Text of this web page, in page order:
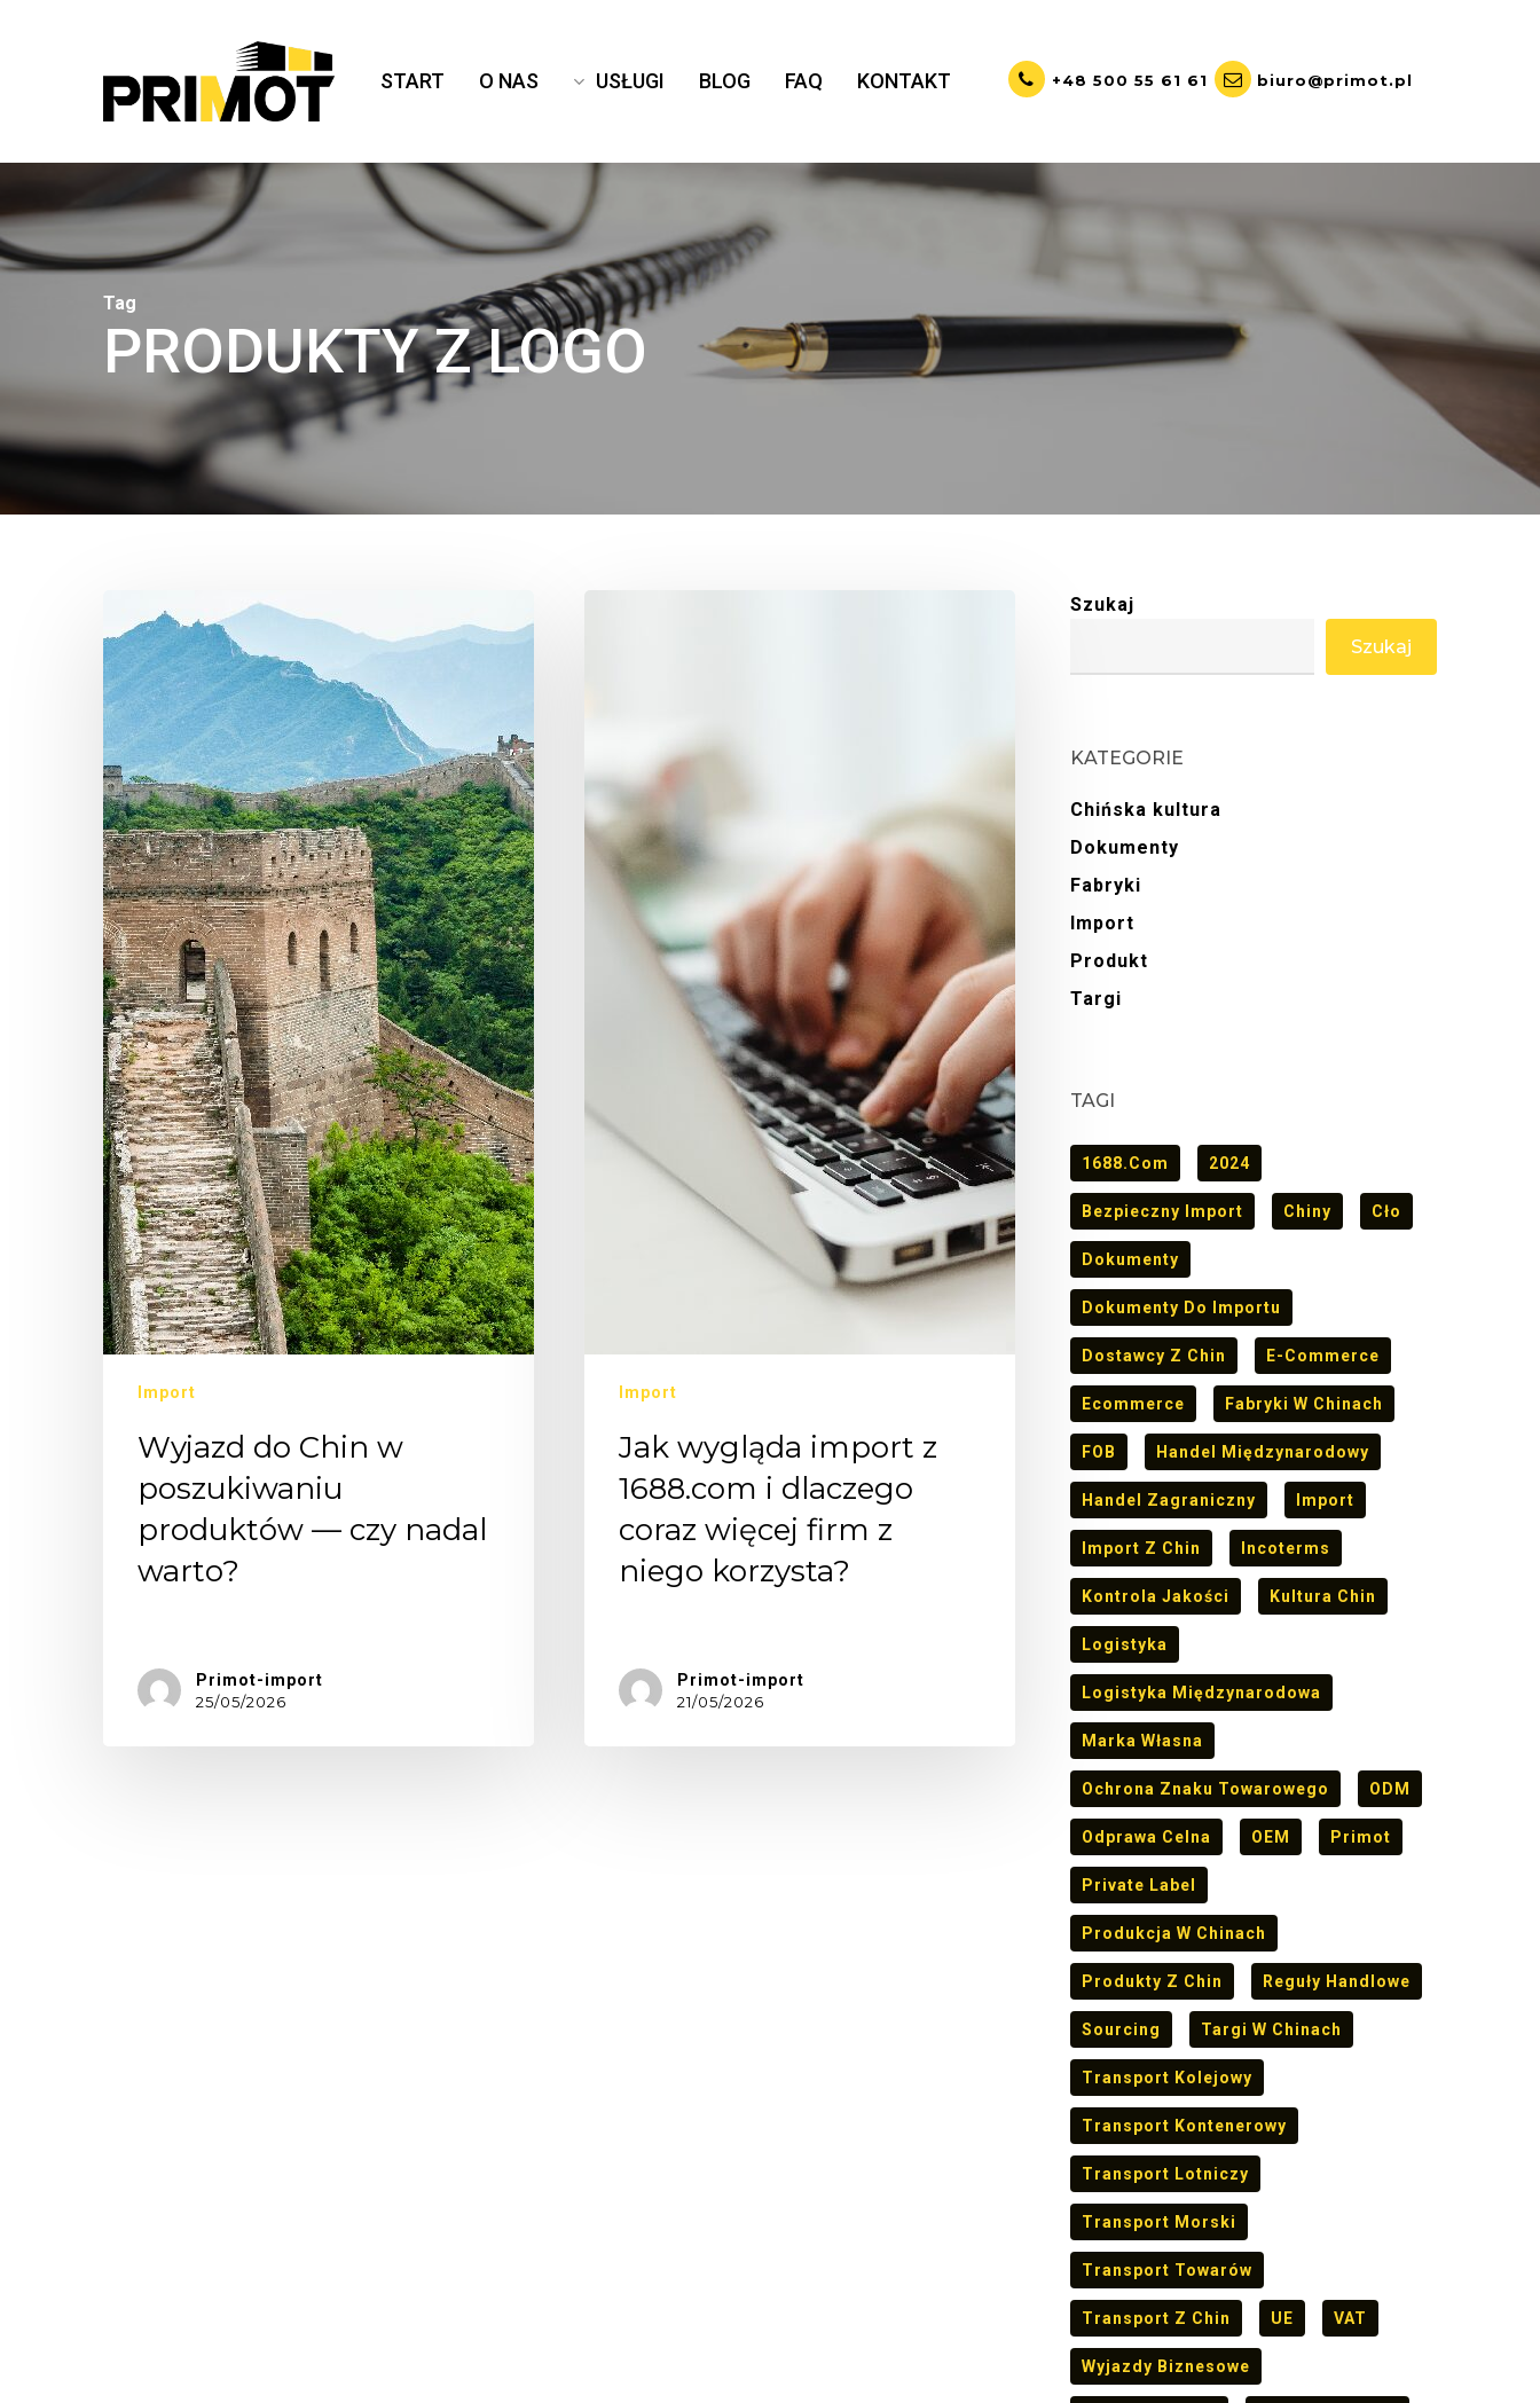
START O NAS USŁUGI BLOG FAQ KONTAKT +48 500 55 61 61 biuro@primot.pl
Tag
PRODUKTY Z LOGO
Import
Wyjazd do Chin w
poszukiwaniu
produktów — czy nadal
warto?
Primot-import
25/05/2026
Import
Jak wygląda import z
1688.com i dlaczego
coraz więcej firm z
niego korzysta?
Primot-import
21/05/2026
Szukaj
Szukaj
KATEGORIE
Chińska kultura
Dokumenty
Fabryki
Import
Produkt
Targi
TAGI
1688.com 2024
Bezpieczny Import Chiny Cło
Dokumenty
Dokumenty Do Importu
Dostawcy Z Chin E-Commerce
Ecommerce Fabryki W Chinach
FOB Handel Międzynarodowy
Handel Zagraniczny Import
Import Z Chin Incoterms
Kontrola Jakości Kultura Chin
Logistyka
Logistyka Międzynarodowa
Marka Własna
Ochrona Znaku Towarowego ODM
Odprawa Celna OEM Primot
Private Label
Produkcja W Chinach
Produkty Z Chin Reguły Handlowe
Sourcing Targi W Chinach
Transport Kolejowy
Transport Kontenerowy
Transport Lotniczy
Transport Morski
Transport Towarów
Transport Z Chin UE VAT
Wyjazdy Biznesowe